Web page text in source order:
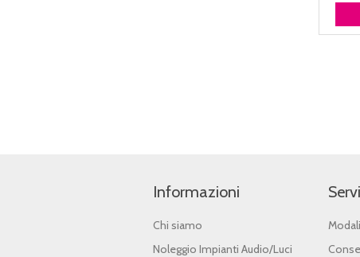
Informazioni
Chi siamo
Noleggio Impianti Audio/Luci